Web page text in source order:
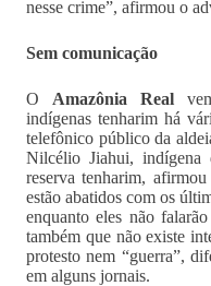
nesse crime”, afirmou o
Sem comunicação
O Amazônia Real
indígenas tenharim há
telefônico público da
Nilcélio Jiahui,
reserva tenharim,
estão abatidos com os
enquanto eles não
também que não existe
protesto nem “guerra”,
em alguns jornais.